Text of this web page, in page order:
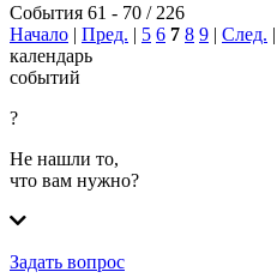
События 61 - 70 / 226
Начало | Пред. | 5 6 7 8 9 | След. |
календарь
событий
?
Не нашли то,
что вам нужно?
Задать вопрос